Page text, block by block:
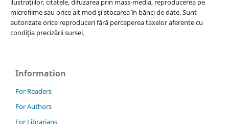
ilustraţiilor, citatele, difuzarea prin mass-media, reproducerea pe
microfilme sau orice alt mod şi stocarea în bănci de date. Sunt
autorizate orice reproduceri fără perceperea taxelor aferente cu
condiţia precizării sursei.
Information
For Readers
For Authors
For Librarians